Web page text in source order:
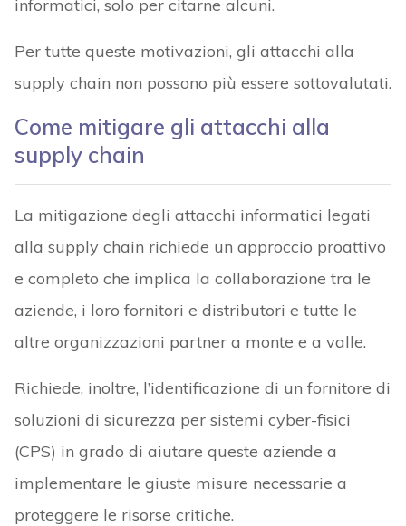
informatici, solo per citarne alcuni.
Per tutte queste motivazioni, gli attacchi alla
supply chain non possono più essere sottovalutati.
Come mitigare gli attacchi alla
supply chain
La mitigazione degli attacchi informatici legati
alla supply chain richiede un approccio proattivo
e completo che implica la collaborazione tra le
aziende, i loro fornitori e distributori e tutte le
altre organizzazioni partner a monte e a valle.
Richiede, inoltre, l’identificazione di un fornitore di
soluzioni di sicurezza per sistemi cyber-fisici
(CPS) in grado di aiutare queste aziende a
implementare le giuste misure necessarie a
proteggere le risorse critiche.